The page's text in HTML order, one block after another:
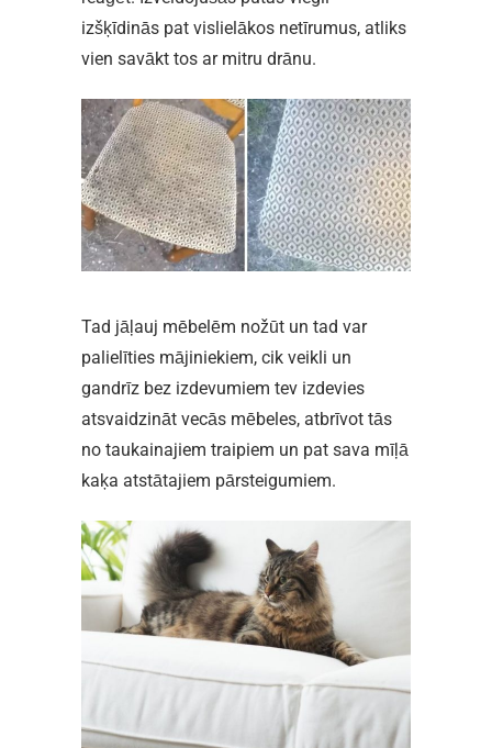
izšķīdinās pat vislielākos netīrumus, atliks
vien savākt tos ar mitru drānu.
Tad jāļauj mēbelēm nožūt un tad var
palielīties mājiniekiem, cik veikli un
gandrīz bez izdevumiem tev izdevies
atsvaidzināt vecās mēbeles, atbrīvot tās
no taukainajiem traipiem un pat sava mīļā
kaķa atstātajiem pārsteigumiem.